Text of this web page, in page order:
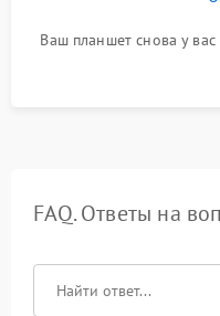
Ваш планшет снова у
FAQ. Ответы на